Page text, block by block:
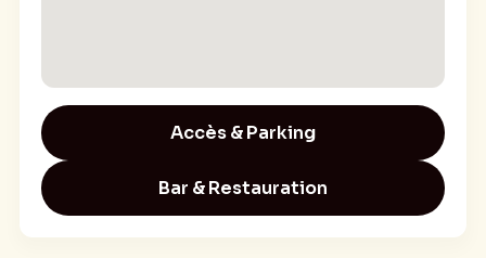
Accès & Parking
Bar & Restauration